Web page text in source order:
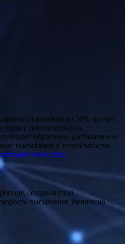
теплоизоляцию.
обратимое растяжение и
высыхания и теплоёмкости.
index.html
создавая слой
высыхания. Величина